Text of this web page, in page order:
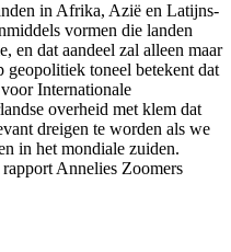
in Afrika, Azië en Latijns-
vormen die landen
en dat aandeel zal alleen maar
geopolitiek toneel betekent dat
Internationale
overheid met klem dat
dreigen te worden als we
in het mondiale zuiden.
Annelies Zoomers